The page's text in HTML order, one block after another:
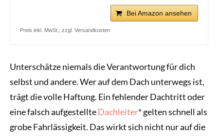
Bei Amazon ansehen
Preis inkl. MwSt., zzgl. Versandkosten
Unterschätze niemals die Verantwortung für dich
selbst und andere. Wer auf dem Dach unterwegs ist,
trägt die volle Haftung. Ein fehlender Dachtritt oder
eine falsch aufgestellteDachleiter* gelten schnell als
grobe Fahrlässigkeit. Das wirkt sich nicht nur auf die